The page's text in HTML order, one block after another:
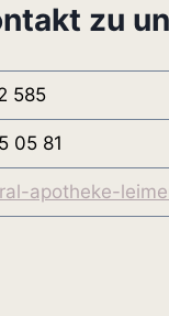
zu
585
05 81
apotheke-